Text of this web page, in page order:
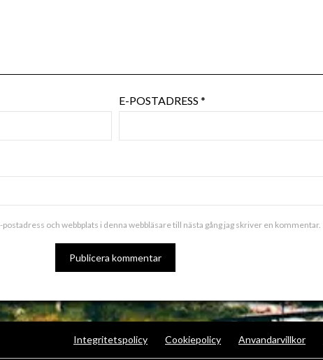
E-POSTADRESS*
och webbplats i denna webbläsare till nästa gång jag skriver en kommentar.
Integritetspolicy Cookiepolicy Anvandarvillkor